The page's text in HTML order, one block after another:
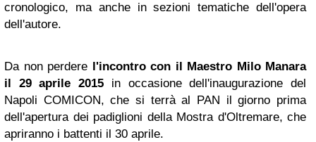
cronologico, ma anche in sezioni tematiche dell'opera
dell'autore.
Da non perdere
l'incontro con il Maestro Milo Manara
il 29 aprile 2015 in occasione dell'inaugurazione del
Napoli COMICON, che si terrà al PAN il giorno prima
dell'apertura dei padiglioni della Mostra d'Oltremare, che
apriranno i battenti il 30 aprile.